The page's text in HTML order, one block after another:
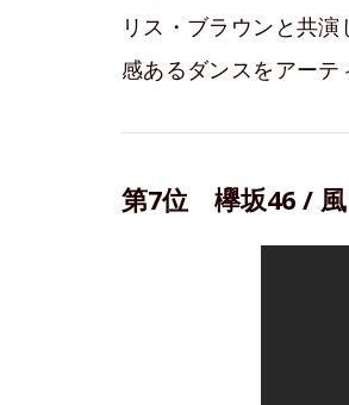
リス・ブラウンと共
感あるダンスをアーテ
第7位 欅坂46 / 風